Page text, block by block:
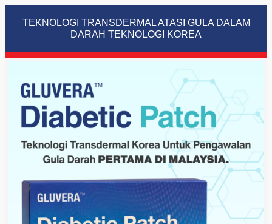
TEKNOLOGI TRANSDERMAL ATASI GULA DALAM
DARAH TEKNOLOGI KOREA